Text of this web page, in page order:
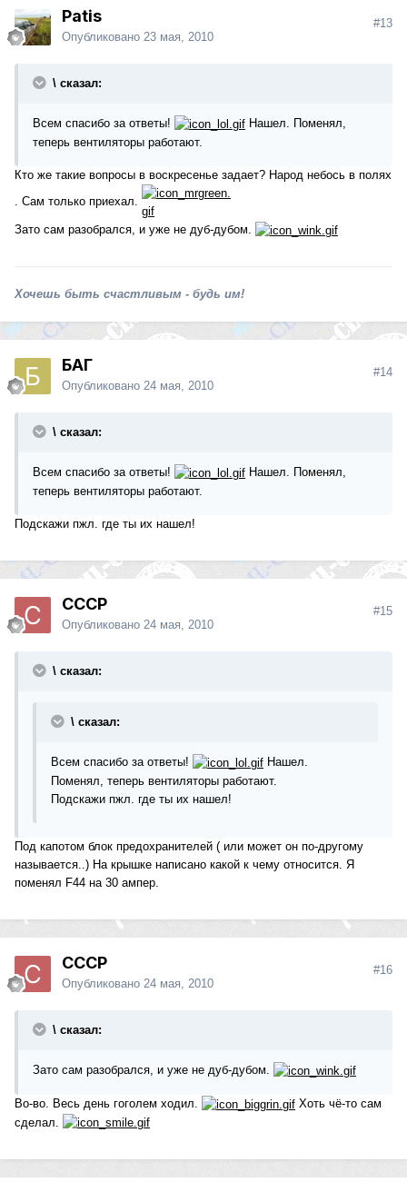
Patis
Опубликовано 23 мая, 2010
#13
\ сказал:
Всем спасибо за ответы!
Нашел. Поменял,
теперь вентиляторы работают.
Кто же такие вопросы в воскресенье задает? Народ небось в полях
. Сам только приехал.
Зато сам разобрался, и yже не дyб-дyбом.
Хочешь быть счастливым - будь им!
БАГ
Опубликовано 24 мая, 2010
#14
\ сказал:
Всем спасибо за ответы!
Нашел. Поменял,
теперь вентиляторы работают.
Подскажи пжл. где ты их нашел!
СССР
Опубликовано 24 мая, 2010
#15
\ сказал:
\ сказал:
Всем спасибо за ответы!
Нашел.
Поменял, теперь вентиляторы работают.
Подскажи пжл. где ты их нашел!
Под капотом блок предохранителей ( или может он по-другому
называется..) На крышке написано какой к чему относится. Я
поменял F44 на 30 ампер.
СССР
Опубликовано 24 мая, 2010
#16
\ сказал:
Зато сам разобрался, и yже не дyб-дyбом.
Во-во. Весь день гоголем ходил.
Хоть чё-то сам
сделал.